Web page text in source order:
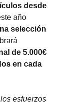
desde
año
selección
de 5.000€
en cada
esfuerzos